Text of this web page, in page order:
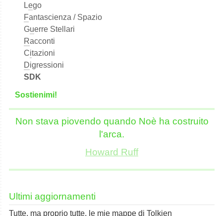
Lego
Fantascienza / Spazio
Guerre Stellari
Racconti
Citazioni
Digressioni
SDK
Sostienimi!
Non stava piovendo quando Noè ha costruito
l'arca.
Howard Ruff
Ultimi aggiornamenti
Tutte, ma proprio tutte, le mie mappe di Tolkien